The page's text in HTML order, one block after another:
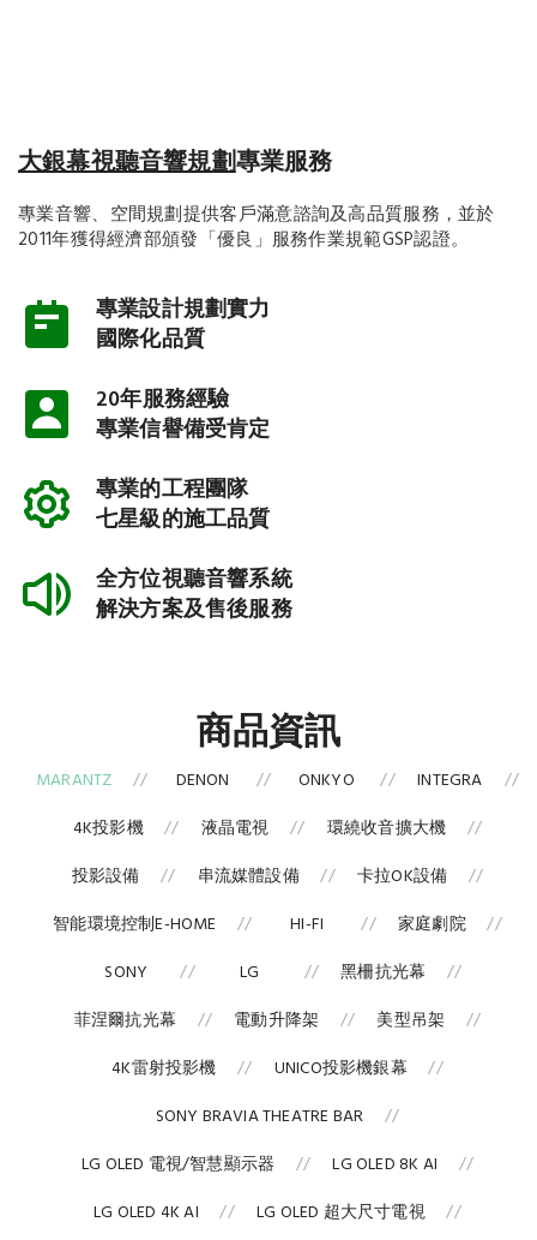
大銀幕視聽音響規劃專業服務
專業音響、空間規劃提供客戶滿意諮詢及高品質服務，並於
2011年獲得經濟部頒發「優良」服務作業規範GSP認證。
專業設計規劃實力
國際化品質
20年服務經驗
專業信譽備受肯定
專業的工程團隊
七星級的施工品質
全方位視聽音響系統
解決方案及售後服務
商品資訊
MARANTZ DENON ONKYO
INTEGRA
4K投影機
液晶電視
環繞收音擴大機
投影設備
串流媒體設備
卡拉OK設備
智能環境控制E-HOME
HI-FI
家庭劇院
SONY
LG
黑柵抗光幕
菲涅爾抗光幕
電動升降架
美型吊架
4K雷射投影機
UNICO投影機銀幕
SONY BRAVIA THEATRE BAR
LG OLED 電視/智慧顯示器
LG OLED 8K AI
LG OLED 4K AI
LG OLED 超大尺寸電視